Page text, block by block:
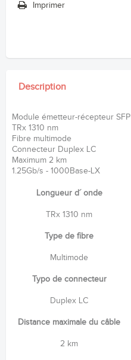
Imprimer
Description
Module émetteur-récepteur SFP
TRx 1310 nm
Fibre multimode
Connecteur Duplex LC
Maximum 2 km
1.25Gb/s - 1000Base-LX
Longueur d´ onde
TRx 1310 nm
Type de fibre
Multimode
Typo de connecteur
Duplex LC
Distance maximale du câble
2 km